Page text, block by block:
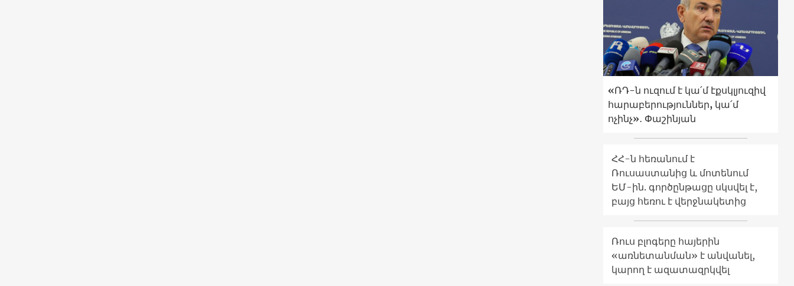
«ՌԴ-ն ուզում է կա՛մ էքսկլյուզիվ
հարաբերություններ, կա՛մ
ոչինչ»․ Փաշինյան
ՀՀ-ն հեռանում է
Ռուսաստանից և մոտենում
ԵՄ-ին. գործընթացը սկսվել է,
բայց հեռու է վերջնակետից
Ռուս բլոգերը հայերին
«առնետանման» է անվանել,
կարող է ազատազրկվել